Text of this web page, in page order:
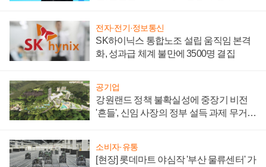
전자·전기·정보통신
SK하이닉스 통합노조 설립 움직임 본격
화, 성과급 체계 불만에 3500명 결집
공기업
강원랜드 정책 불확실성에 중장기 비전
'흔들', 신임 사장의 정부 설득 과제 무거워
소비자·유통
[현장] 롯데마트 야심작 '부산 물류센터' 가